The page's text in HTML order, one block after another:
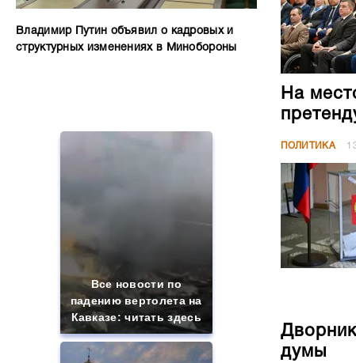
Владимир Путин объявил о кадровых и
структурных изменениях в Минобороны
Все новости по
падению вертолета на
Кавказе: читать здесь
На
ПОЛИТИКА
думы